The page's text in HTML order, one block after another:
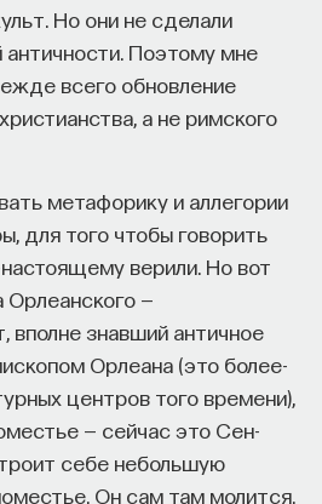
Но они не сделали
античности. Поэтому мне
всего обновление
а не римского
метафорику и аллегории
для того чтобы говорить
верили. Но вот
—
вполне знавший античное
Орлеана (это более-
центров того времени),
— сейчас это Сен-
себе небольшую
Он сам там молится.